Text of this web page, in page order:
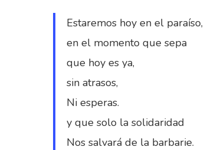
Estaremos hoy en el paraíso,
en el momento que sepa
que hoy es ya,
sin atrasos,
Ni esperas.
y que solo la solidaridad
Nos salvará de la barbarie.